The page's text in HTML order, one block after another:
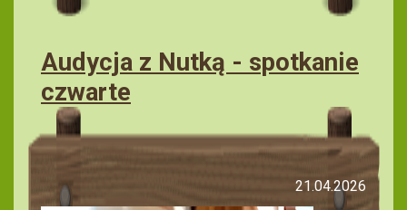
Audycja z Nutką - spotkanie
czwarte
21.04.2026